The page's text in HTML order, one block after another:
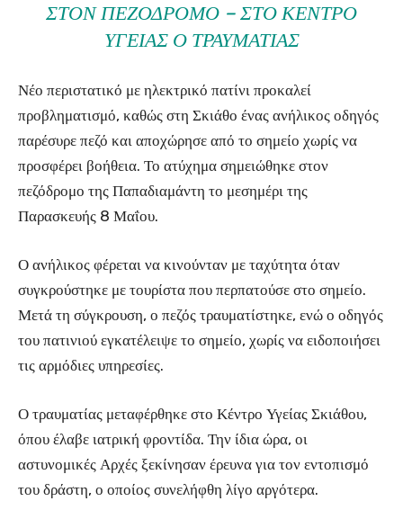
ΣΤΟΝ ΠΕΖΌΔΡΟΜΟ – ΣΤΟ ΚΈΝΤΡΟ
ΥΓΕΊΑΣ Ο ΤΡΑΥΜΑΤΊΑΣ
Νέο περιστατικό με ηλεκτρικό πατίνι προκαλεί
προβληματισμό, καθώς στη Σκιάθο ένας ανήλικος οδηγός
παρέσυρε πεζό και αποχώρησε από το σημείο χωρίς να
προσφέρει βοήθεια. Το ατύχημα σημειώθηκε στον
πεζόδρομο της Παπαδιαμάντη το μεσημέρι της
Παρασκευής 8 Μαΐου.
Ο ανήλικος φέρεται να κινούνταν με ταχύτητα όταν
συγκρούστηκε με τουρίστα που περπατούσε στο σημείο.
Μετά τη σύγκρουση, ο πεζός τραυματίστηκε, ενώ ο οδηγός
του πατινιού εγκατέλειψε το σημείο, χωρίς να ειδοποιήσει
τις αρμόδιες υπηρεσίες.
Ο τραυματίας μεταφέρθηκε στο Κέντρο Υγείας Σκιάθου,
όπου έλαβε ιατρική φροντίδα. Την ίδια ώρα, οι
αστυνομικές Αρχές ξεκίνησαν έρευνα για τον εντοπισμό
του δράστη, ο οποίος συνελήφθη λίγο αργότερα.